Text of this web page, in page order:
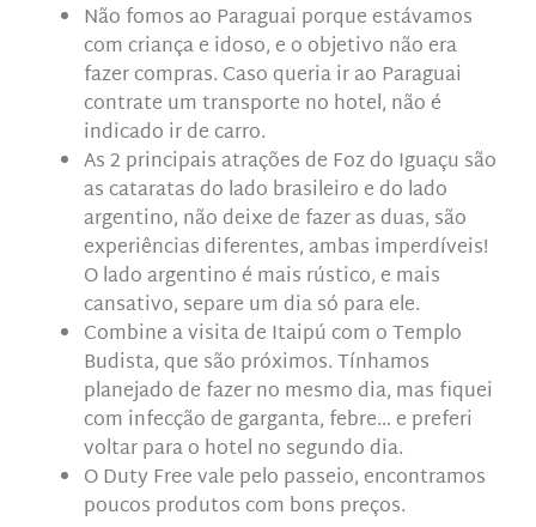
Não fomos ao Paraguai porque estávamos
com criança e idoso, e o objetivo não era
fazer compras. Caso queria ir ao Paraguai
contrate um transporte no hotel, não é
indicado ir de carro.
As 2 principais atrações de Foz do Iguaçu são
as cataratas do lado brasileiro e do lado
argentino, não deixe de fazer as duas, são
experiências diferentes, ambas imperdíveis!
O lado argentino é mais rústico, e mais
cansativo, separe um dia só para ele.
Combine a visita de Itaipú com o Templo
Budista, que são próximos. Tínhamos
planejado de fazer no mesmo dia, mas fiquei
com infecção de garganta, febre… e preferi
voltar para o hotel no segundo dia.
O Duty Free vale pelo passeio, encontramos
poucos produtos com bons preços.